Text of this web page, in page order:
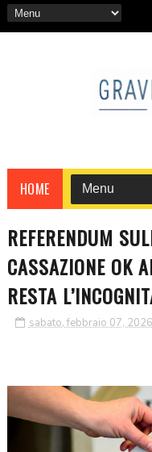
HOME
REFERENDUM
CASSAZIONE OK
RESTA
sabato, febbraio 07, 2026